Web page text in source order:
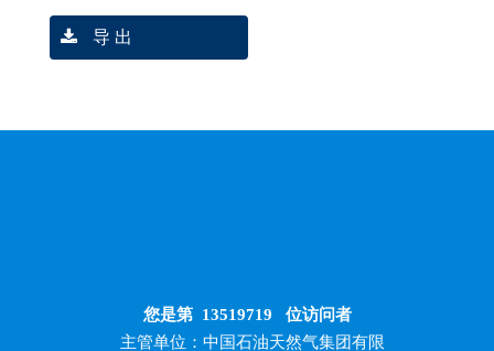
导 出
您是第 13519719 位访问者
主管单位：中国石油天然气集团有限